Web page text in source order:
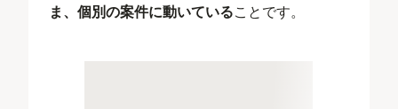
ま、個別の案件に動いていることです。